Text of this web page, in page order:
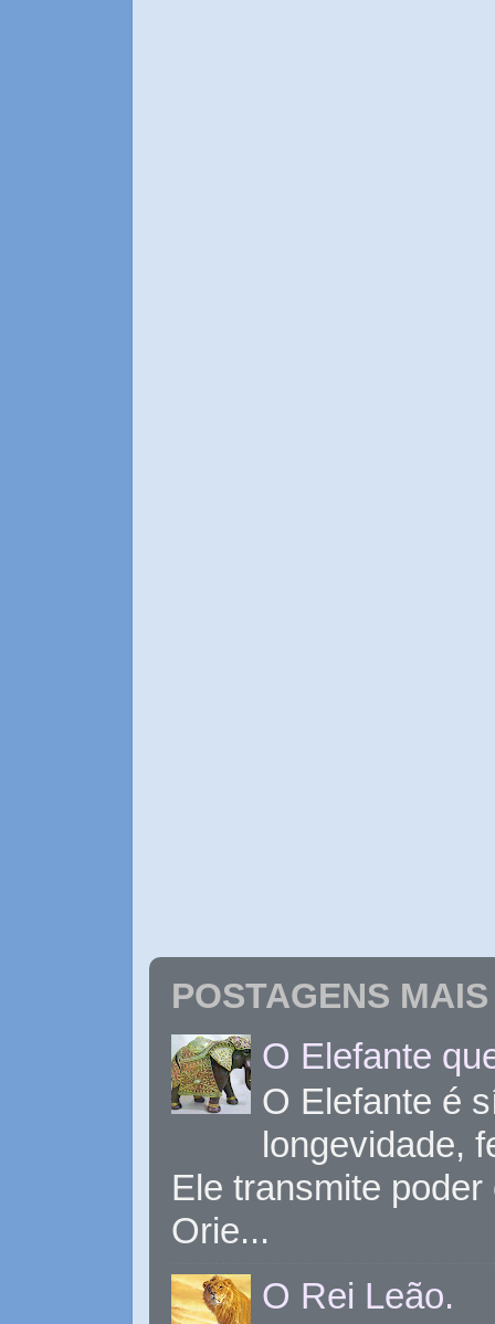
POSTAGENS
O Elefante
O Elefante é
longevidade,
Ele transmite
Orie...
O Rei Leão.